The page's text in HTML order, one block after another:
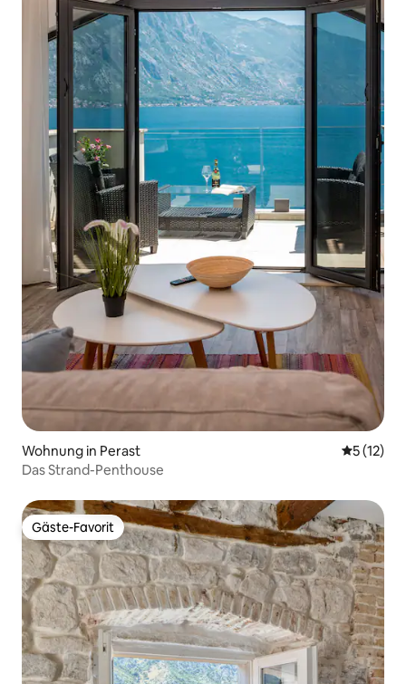
Wohnung in Perast
5 (12)
Das Strand-Penthouse
Gäste-Favorit
Gäste-Favorit